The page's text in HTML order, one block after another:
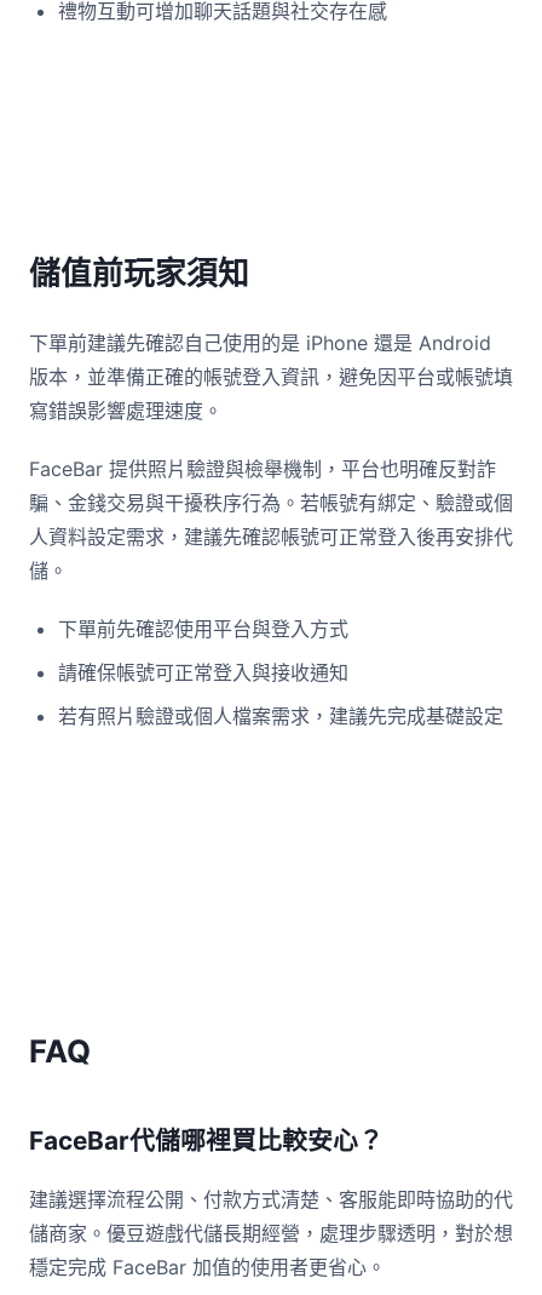
禮物互動可增加聊天話題與社交存在感
儲值前玩家須知
下單前建議先確認自己使用的是 iPhone 還是 Android
版本，並準備正確的帳號登入資訊，避免因平台或帳號填
寫錯誤影響處理速度。
FaceBar 提供照片驗證與檢舉機制，平台也明確反對詐
騙、金錢交易與干擾秩序行為。若帳號有綁定、驗證或個
人資料設定需求，建議先確認帳號可正常登入後再安排代
儲。
下單前先確認使用平台與登入方式
請確保帳號可正常登入與接收通知
若有照片驗證或個人檔案需求，建議先完成基礎設定
FAQ
FaceBar代儲哪裡買比較安心？
建議選擇流程公開、付款方式清楚、客服能即時協助的代
儲商家。優豆遊戲代儲長期經營，處理步驟透明，對於想
穩定完成 FaceBar 加值的使用者更省心。